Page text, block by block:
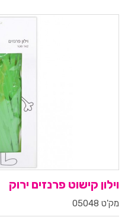
וילון קישוט פרנזים ירוק
מק'ט 05048